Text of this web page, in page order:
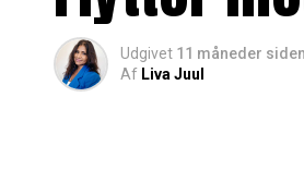
Udgivet 11 måneder siden
Af Liva Juul